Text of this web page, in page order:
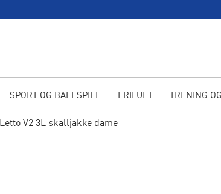
SPORT OG BALLSPILL FRILUFT TRENING
Letto V2 3L skalljakke dame